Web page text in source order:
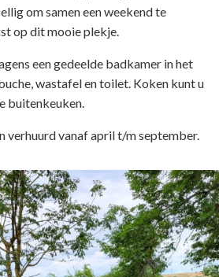
om samen een weekend te
op dit mooie plekje.
een gedeelde badkamer in het
wastafel en toilet. Koken kunt u
buitenkeuken.
verhuurd vanaf april t/m september.